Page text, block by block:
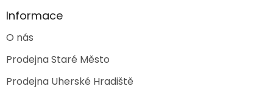
Informace
O nás
Prodejna Staré Město
Prodejna Uherské Hradiště